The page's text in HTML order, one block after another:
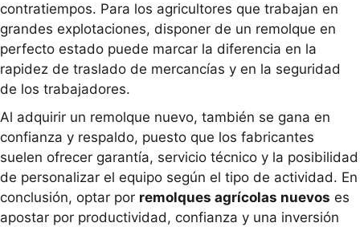
contratiempos. Para los agricultores que trabajan en
grandes explotaciones, disponer de un remolque en
perfecto estado puede marcar la diferencia en la
rapidez de traslado de mercancías y en la seguridad
de los trabajadores.
Al adquirir un remolque nuevo, también se gana en
confianza y respaldo, puesto que los fabricantes
suelen ofrecer garantía, servicio técnico y la posibilidad
de personalizar el equipo según el tipo de actividad. En
conclusión, optar por remolques agrícolas nuevos es
apostar por productividad, confianza y una inversión